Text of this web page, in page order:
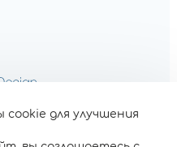
для улучшения